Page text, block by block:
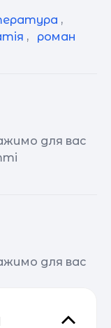
,
, роман
для вас
для вас